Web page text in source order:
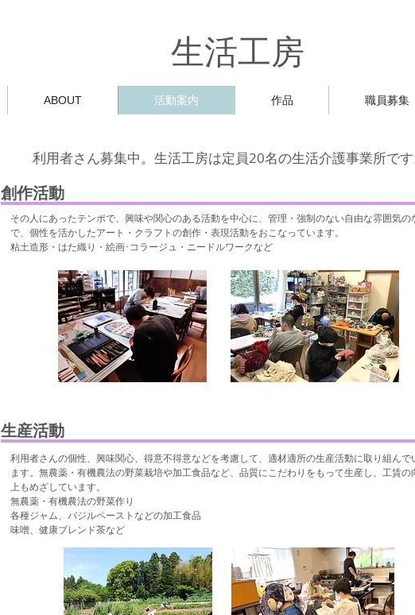
生活工房​
ABOUT 活動案内 作品 職員募集
利用者さん募集中。生活工房は定員20名の生活介護事業所で
創作活動
その人にあったテンポで、興味や関心のある活動を中心に、管理・強制のない自由な雰囲気の
で、個性を活かしたアート・クラフトの創作・表現活動をおこなっています。
粘土造形・はた織り・絵画･コラージュ・ニードルワークなど
生産活動
利用者さんの個性、興味関心、得意不得意などを考慮して、適材適所の生産活動に取り組んで
ます。無農薬・有機農法の野菜栽培や加工食品など、品質にこだわりをもって生産し、工賃の
上もめざしています。
無農薬・有機農法の野菜作り
各種ジャム、バジルペーストなどの加工食品
味噌、健康ブレンド茶など